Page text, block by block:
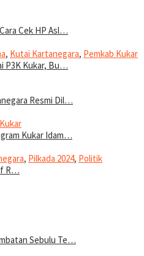
Cek HP Asl…
, Kutai Kartanegara, Pemkab Kukar
P3K Kukar, Bu…
Resmi Dil…
Kukar Idam…
, Pilkada 2024, Politik
R…
Sebulu Te…